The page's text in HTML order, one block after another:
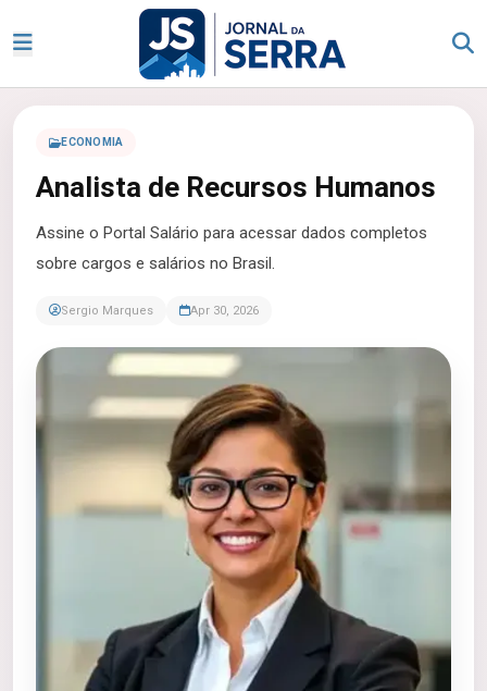
ECONOMIA
Analista de Recursos Humanos
Assine o Portal Salário para acessar dados completos
sobre cargos e salários no Brasil.
Sergio Marques Apr 30, 2026